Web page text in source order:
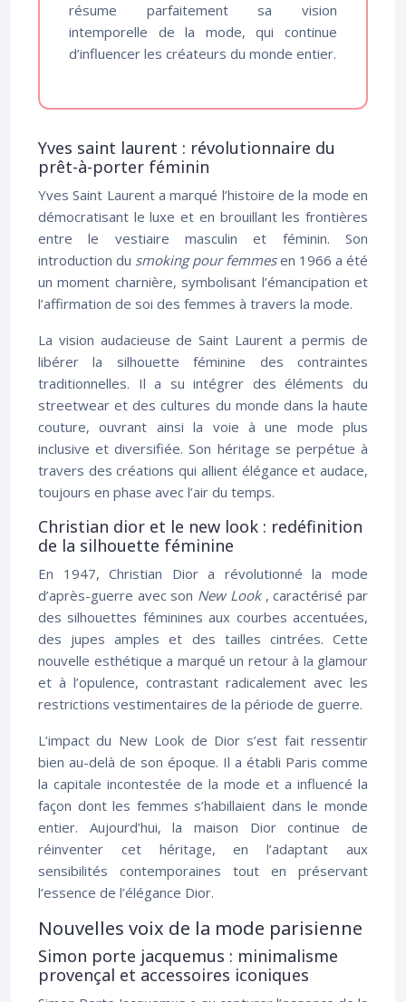
résume parfaitement sa vision
intemporelle de la mode, qui continue
d’influencer les créateurs du monde entier.
Yves saint laurent : révolutionnaire du
prêt-à-porter féminin
Yves Saint Laurent a marqué l’histoire de la mode en
démocratisant le luxe et en brouillant les frontières
entre le vestiaire masculin et féminin. Son
introduction du smoking pour femmesen 1966 a été
un moment charnière, symbolisant l’émancipation et
l’affirmation de soi des femmes à travers la mode.
La vision audacieuse de Saint Laurent a permis de
libérer la silhouette féminine des contraintes
traditionnelles. Il a su intégrer des éléments du
streetwear et des cultures du monde dans la haute
couture, ouvrant ainsi la voie à une mode plus
inclusive et diversifiée. Son héritage se perpétue à
travers des créations qui allient élégance et audace,
toujours en phase avec l’air du temps.
Christian dior et le new look : redéfinition
de la silhouette féminine
En 1947, Christian Dior a révolutionné la mode
d’après-guerre avec son New Look , caractérisé par
des silhouettes féminines aux courbes accentuées,
des jupes amples et des tailles cintrées. Cette
nouvelle esthétique a marqué un retour à la glamour
et à l’opulence, contrastant radicalement avec les
restrictions vestimentaires de la période de guerre.
L’impact du New Look de Dior s’est fait ressentir
bien au-delà de son époque. Il a établi Paris comme
la capitale incontestée de la mode et a influencé la
façon dont les femmes s’habillaient dans le monde
entier. Aujourd’hui, la maison Dior continue de
réinventer cet héritage, en l’adaptant aux
sensibilités contemporaines tout en préservant
l’essence de l’élégance Dior.
Nouvelles voix de la mode parisienne
Simon porte jacquemus : minimalisme
provençal et accessoires iconiques